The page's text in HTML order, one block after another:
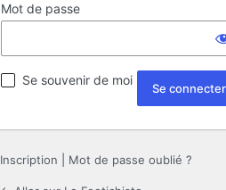
Mot de passe
Se souvenir de moi
Inscription Mot de passe oublié ?